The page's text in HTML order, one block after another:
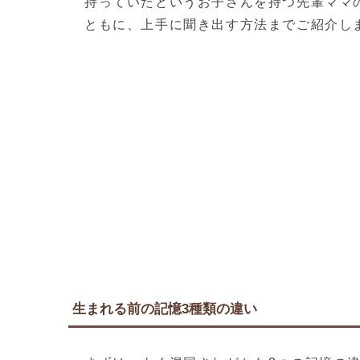
ともに、上手に聞き出す方法までご紹介し
生まれる前の記憶3種類の違い